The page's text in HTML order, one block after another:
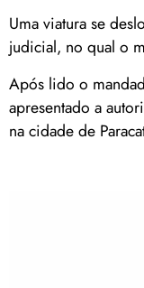
Uma viatura se
judicial, no qual o
Após lido o
apresentado a
na cidade de